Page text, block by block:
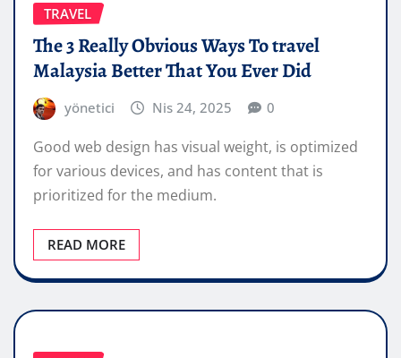
TRAVEL
The 3 Really Obvious Ways To travel
Malaysia Better That You Ever Did
yönetici Nis 24, 2025 0
Good web design has visual weight, is optimized
for various devices, and has content that is
prioritized for the medium.
READ MORE